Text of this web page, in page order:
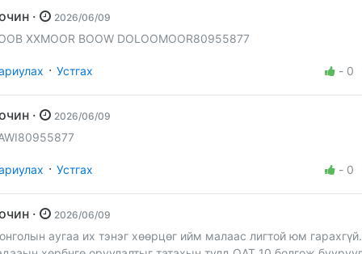
Зочин · 2026/06/09
XXMOOR BOOW DOLOOMOOR80955877
· Устгах - 0
Зочин · 2026/06/09
· Устгах - 0
Зочин · 2026/06/09
аугаа их тэнэг хөөрцөг ийм малаас лигтой юм гарахгүй.